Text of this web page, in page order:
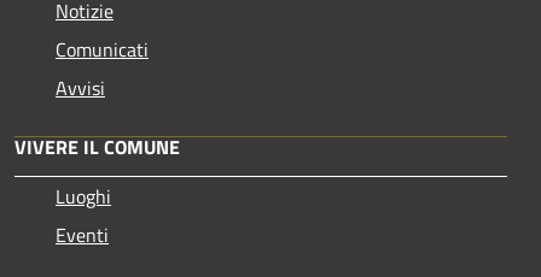
Notizie
Comunicati
Avvisi
VIVERE IL COMUNE
Luoghi
Eventi